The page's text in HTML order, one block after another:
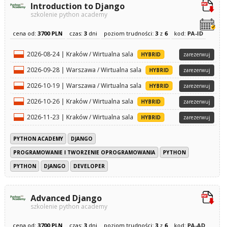
Introduction to Django
szkolenie python academy
cena od: 3700 PLN czas: 3dni poziom trudności: 3z 6 kod: PA-ID
2026-08-24 | Kraków / Wirtualna sala HYBRID zarezerwuj
2026-09-28 | Warszawa / Wirtualna sala HYBRID zarezerwuj
2026-10-19 | Warszawa / Wirtualna sala HYBRID zarezerwuj
2026-10-26 | Kraków / Wirtualna sala HYBRID zarezerwuj
2026-11-23 | Kraków / Wirtualna sala HYBRID zarezerwuj
PYTHON ACADEMY
DJANGO
PROGRAMOWANIE I TWORZENIE OPROGRAMOWANIA
PYTHON
PYTHON
DJANGO DEVELOPER
Advanced Django
szkolenie python academy
cena od: 3700 PLN czas: 3dni poziom trudności: 3z 6 kod: PA-AD